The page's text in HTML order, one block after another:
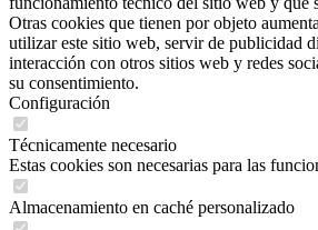
Otras cookies que tienen por objeto
utilizar este sitio web, servir de publicidad
interacción con otros sitios web y redes
su consentimiento.
Configuración
Técnicamente necesario
Estas cookies son necesarias para las
Almacenamiento en caché personalizado